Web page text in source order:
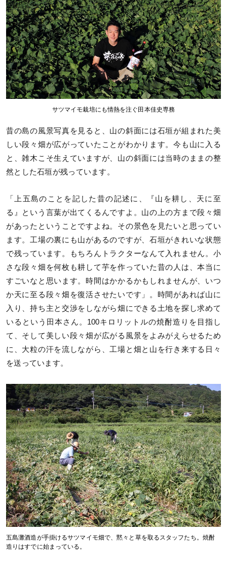
サツマイモ栽培にも情熱を注ぐ田本佳史専務
昔の島の風景写真を見ると、山の斜面には石垣が組まれた美
しい段々畑が広がっていたことがわかります。今も山に入る
と、雑木こそ生えていますが、山の斜面には当時のままの整
然とした石垣が残っています。
「上五島のことを記した昔の記述に、『山を耕し、天に至
る』という言葉が出てくるんですよ。山の上の方まで段々畑
があったということですよね。その景色を見たいと思ってい
ます。工場の裏にも山があるのですが、石垣がきれいな状態
で残っています。もちろんトラクターなんて入れません。小
さな段々畑を何枚も耕して芋を作っていた昔の人は、本当に
すごいなと思います。時間はかかるかもしれませんが、いつ
か天に至る段々畑を復活させたいです」。時間があれば山に
入り、持ち主と交渉をしながら畑にできる土地を探し求めて
いるという田本さん。100キロリットルの焼酎造りを目指し
て、そして美しい段々畑が広がる風景をよみがえらせるため
に、大粒の汗を流しながら、工場と畑と山を行き来する日々
を送っています。
五島灘酒造が手掛けるサツマイモ畑で、黙々と草を取るスタッフたち。焼酎
造りはすでに始まっている。